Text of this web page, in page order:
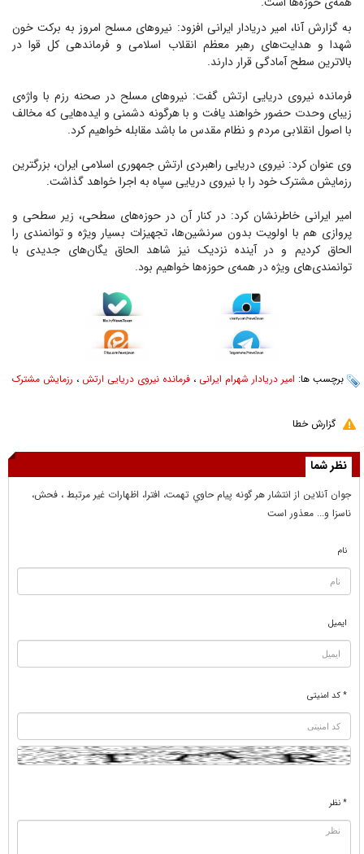
به گزارش آنا، امیر دریادار ایرانی افزود: نیرو‌های مسلح امروز به برکت خون
شهدا و هدایت‌های رهبر معظم انقلاب اسلامی و فرماندهی کل قوا در
بالاترین سطح آمادگی قرار دارند.
فرمانده نیروی دریایی ارتش گفت: نیرو‌های مسلح در صحنه رزم با واژه‌ی
زیبای وحدت حضور خواهند یافت و با هرگونه دشمنی و ایده‌هایی که مخالف
با اصول انقلابی مردم و نظام مقدس ما باشد مقابله خواهیم کرد.
وی عنوان کرد: نیروی دریایی راهبردی ارتش جمهوری اسلامی ایران، بزرگترین
رزمایش مشترک خود را با نیروی دریایی سپاه به اجرا خواهد گذاشت.
امیر ایرانی خاطرنشان کرد: در کنار آن در حوزه‌های سطحی، زیر سطحی و
پروازی هم با اولویت بدون سرنشین‌ها، تجهیزات بسیار ویژه و توانمندی را
الحاق کردیم و در آینده نزدیک نیز شاهد الحاق یگان‌های جدیدی با
توانمندی‌های ویژه در همه‌ی حوزه‌ها خواهیم بود.
برچسب ها: امیر دریادار شهرام ایرانی ، فرمانده نیروی دریایی ارتش ، رزمایش مشترک
گزارش خطا
نظر شما
جوان آنلاين از انتشار هر گونه پيام حاوي تهمت، افترا، اظهارات غير مرتبط ، فحش،
ناسزا و... معذور است
نام
ایمیل
* کد امنیتی
* نظر